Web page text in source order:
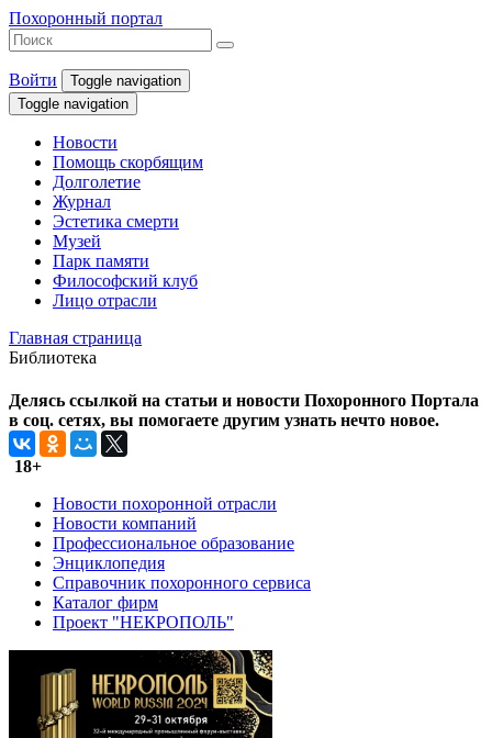
Похоронный портал
Войти
Toggle navigation
Toggle navigation
Новости
Помощь скорбящим
Долголетие
Журнал
Эстетика смерти
Музей
Парк памяти
Философский клуб
Лицо отрасли
Главная страница
Библиотека
Делясь ссылкой на статьи и новости Похоронного Портала
в соц. сетях, вы помогаете другим узнать нечто новое.
18+
Новости похоронной отрасли
Новости компаний
Профессиональное образование
Энциклопедия
Справочник похоронного сервиса
Каталог фирм
Проект "НЕКРОПОЛЬ"